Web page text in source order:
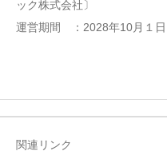
ック株式会社〕
運営期間 ：2028年10月１日
関連リンク